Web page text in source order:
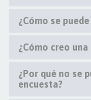
¿Cómo se
¿Cómo creo
¿Por qué no se
encuesta?